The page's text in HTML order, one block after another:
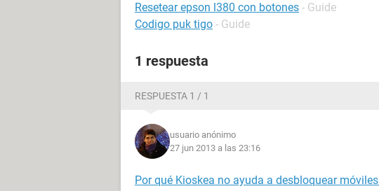
Resetear epson l380 con botones - Guide
Codigo puk tigo - Guide
1 respuesta
RESPUESTA 1 / 1
usuario anónimo
27 jun 2013 a las 23:16
Por qué Kioskea no ayuda a desbloquear